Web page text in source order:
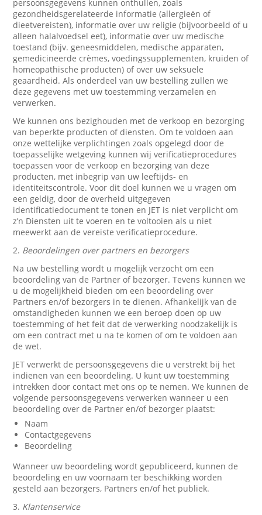
persoonsgegevens kunnen onthullen, zoals
gezondheidsgerelateerde informatie (allergieën of
dieetvereisten), informatie over uw religie (bijvoorbeeld of u
alleen halalvoedsel eet), informatie over uw medische
toestand (bijv. geneesmiddelen, medische apparaten,
gemedicineerde crèmes, voedingssupplementen, kruiden of
homeopathische producten) of over uw seksuele
geaardheid. Als onderdeel van uw bestelling zullen we
deze gegevens met uw toestemming verzamelen en
verwerken.
We kunnen ons bezighouden met de verkoop en bezorging
van beperkte producten of diensten. Om te voldoen aan
onze wettelijke verplichtingen zoals opgelegd door de
toepasselijke wetgeving kunnen wij verificatieprocedures
toepassen voor de verkoop en bezorging van deze
producten, met inbegrip van uw leeftijds- en
identiteitscontrole. Voor dit doel kunnen we u vragen om
een geldig, door de overheid uitgegeven
identificatiedocument te tonen en JET is niet verplicht om
z’n Diensten uit te voeren en te voltooien als u niet
meewerkt aan de vereiste verificatieprocedure.
2. Beoordelingen over partners en bezorgers
Na uw bestelling wordt u mogelijk verzocht om een
beoordeling van de Partner of bezorger. Tevens kunnen we
u de mogelijkheid bieden om een beoordeling over
Partners en/of bezorgers in te dienen. Afhankelijk van de
omstandigheden kunnen we een beroep doen op uw
toestemming of het feit dat de verwerking noodzakelijk is
om een contract met u na te komen of om te voldoen aan
de wet.
JET verwerkt de persoonsgegevens die u verstrekt bij het
indienen van een beoordeling. U kunt uw toestemming
intrekken door contact met ons op te nemen. We kunnen de
volgende persoonsgegevens verwerken wanneer u een
beoordeling over de Partner en/of bezorger plaatst:
Naam
Contactgegevens
Beoordeling
Wanneer uw beoordeling wordt gepubliceerd, kunnen de
beoordeling en uw voornaam ter beschikking worden
gesteld aan bezorgers, Partners en/of het publiek.
3. Klantenservice